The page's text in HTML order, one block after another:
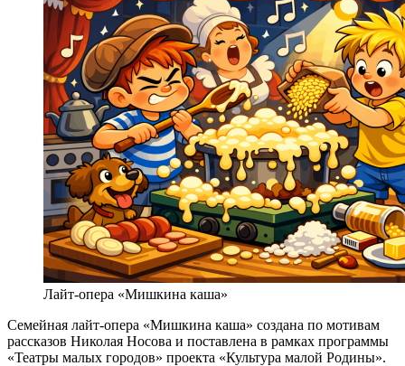
Лайт-опера «Мишкина каша»
Семейная лайт-опера «Мишкина каша» создана по мотивам
рассказов Николая Носова и поставлена в рамках программы
«Театры малых городов» проекта «Культура малой Родины».